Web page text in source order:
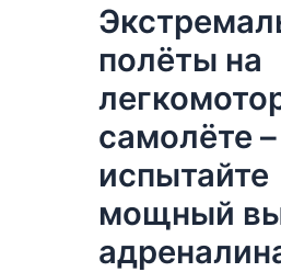
полёты на
самолёте –
испытайте
мощный